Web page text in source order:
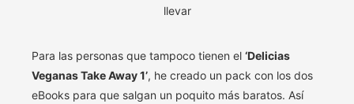
llevar
Para las personas que tampoco tienen el ‘Delicias
Veganas Take Away 1’, he creado un pack con los dos
eBooks para que salgan un poquito más baratos. Así